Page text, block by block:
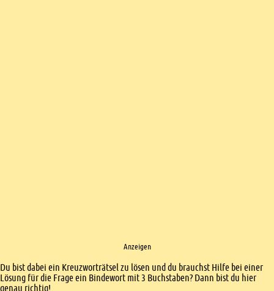
Anzeigen
Einleitung
Du bist dabei ein Kreuzworträtsel zu lösen und du brauchst Hilfe bei einer
Lösung für die Frage ein Bindewort mit 3 Buchstaben? Dann bist du hier
genau richtig!